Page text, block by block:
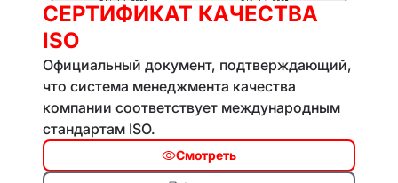
СЕРТИФИКАТ КАЧЕСТВА
ISO
Официальный документ, подтверждающий,
что система менеджмента качества
компании соответствует международным
стандартам ISO.
Смотреть